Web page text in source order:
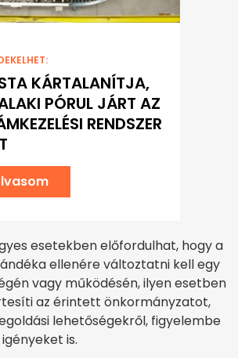
KÁRTALANÍTJA,
PÓRUL JÁRT AZ
RENDSZER
esetekben előfordulhat, hogy a
ellenére változtatni kell egy
vagy működésén, ilyen esetben
az érintett önkormányzatot,
lehetőségekről, figyelembe
is.